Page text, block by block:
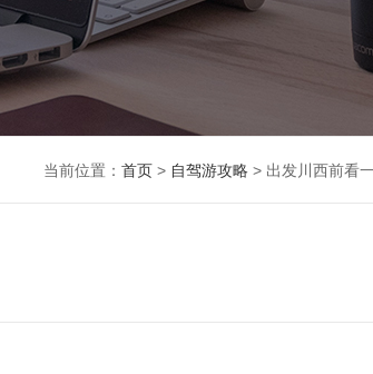
当前位置： 首页 > 自驾游攻略 > 出发川西前看